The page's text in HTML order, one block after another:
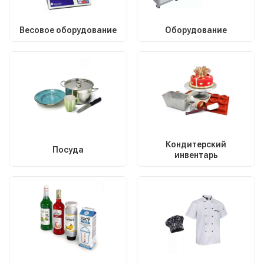
Весовое оборудование Оборудование
Посуда
Кондитерский
инвентарь